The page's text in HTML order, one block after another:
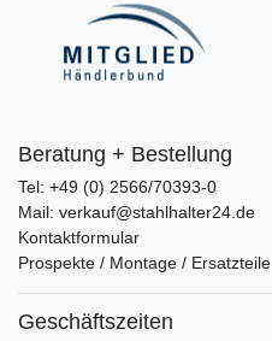
Beratung + Bestellung
Tel: +49 (0) 2566/70393-0
Mail: verkauf@stahlhalter24.de
Kontaktformular
Prospekte / Montage / Ersatzteile
Geschäftszeiten